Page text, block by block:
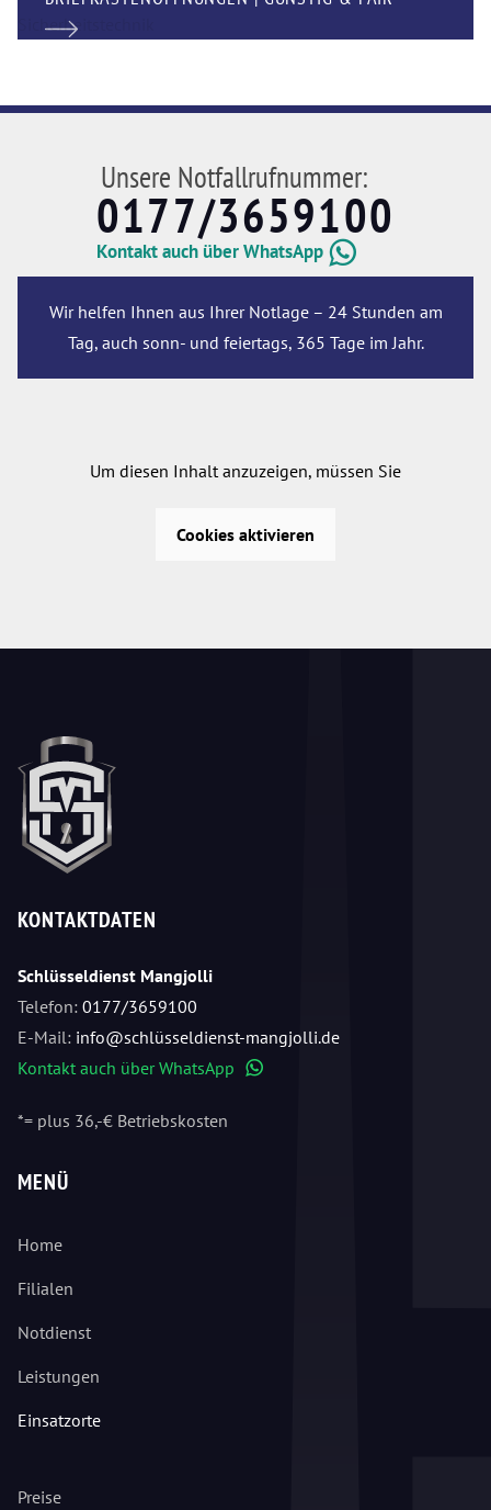
Unsere Notfallrufnummer:
0177/3659100
Kontakt auch über WhatsApp
Wir helfen Ihnen aus Ihrer Notlage – 24 Stunden am
Tag, auch sonn- und feiertags, 365 Tage im Jahr.
Um diesen Inhalt anzuzeigen, müssen Sie
Cookies aktivieren
KONTAKTDATEN
Schlüsseldienst Mangjolli
Telefon: 0177/3659100
E-Mail: info@schlüsseldienst-mangjolli.de
Kontakt auch über WhatsApp
*= plus 36,-€ Betriebskosten
MENÜ
Home
Filialen
Notdienst
Leistungen
Einsatzorte
Preise